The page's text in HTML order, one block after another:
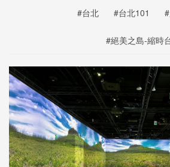
#台北 #台北101
#絕美之島-縮時